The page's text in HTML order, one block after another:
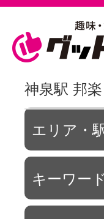
神泉駅 邦
エリア・
キーワード